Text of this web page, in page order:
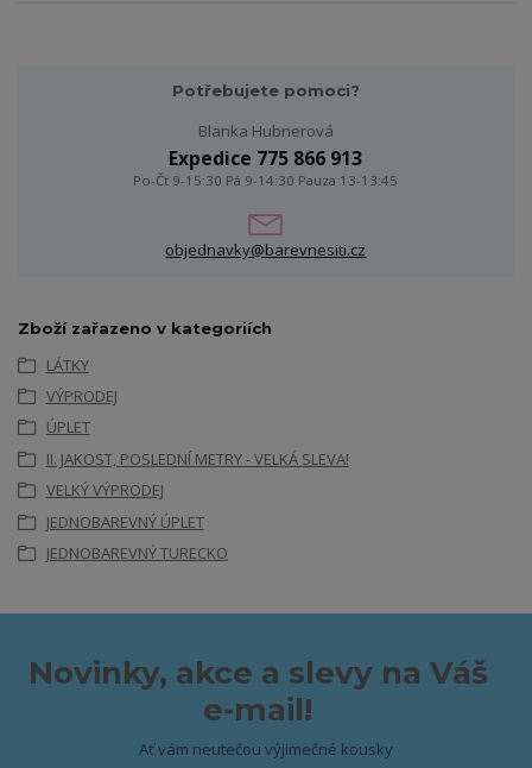
Potřebujete pomoci?
Blanka Hubnerová
Expedice 775 866 913
Po-Čt 9-15:30 Pá 9-14:30 Pauza 13-13:45
objednavky@barevnesiti.cz
Zboží zařazeno v kategoriích
LÁTKY
VÝPRODEJ
ÚPLET
II. JAKOST, POSLEDNÍ METRY - VELKÁ SLEVA!
VELKÝ VÝPRODEJ
JEDNOBAREVNÝ ÚPLET
JEDNOBAREVNÝ TURECKO
Novinky, akce a slevy na Váš
e-mail!
Ať vám neutečou výjimečné kousky